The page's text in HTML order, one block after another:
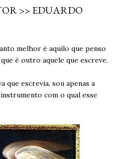
>> EDUARDO
melhor é aquilo que penso
é outro aquele que escreve.
que escrevia, sou apenas a
com o qual esse